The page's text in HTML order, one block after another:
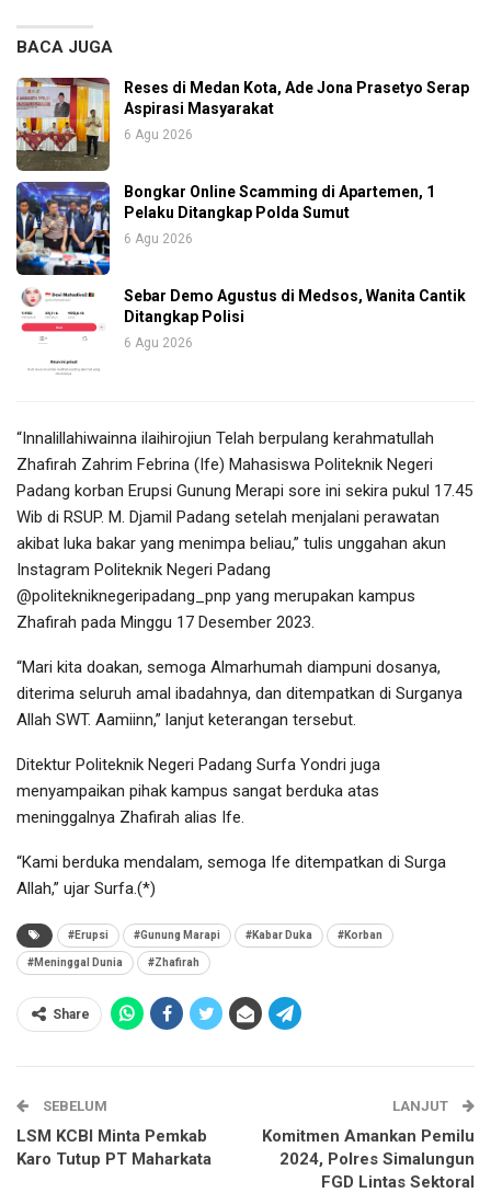
BACA JUGA
Reses di Medan Kota, Ade Jona Prasetyo Serap
Aspirasi Masyarakat
6 Agu 2026
Bongkar Online Scamming di Apartemen, 1
Pelaku Ditangkap Polda Sumut
6 Agu 2026
Sebar Demo Agustus di Medsos, Wanita Cantik
Ditangkap Polisi
6 Agu 2026
“Innalillahiwainna ilaihirojiun Telah berpulang kerahmatullah
Zhafirah Zahrim Febrina (Ife) Mahasiswa Politeknik Negeri
Padang korban Erupsi Gunung Merapi sore ini sekira pukul 17.45
Wib di RSUP. M. Djamil Padang setelah menjalani perawatan
akibat luka bakar yang menimpa beliau,” tulis unggahan akun
Instagram Politeknik Negeri Padang
@politekniknegeripadang_pnp yang merupakan kampus
Zhafirah pada Minggu 17 Desember 2023.
“Mari kita doakan, semoga Almarhumah diampuni dosanya,
diterima seluruh amal ibadahnya, dan ditempatkan di Surganya
Allah SWT. Aamiinn,” lanjut keterangan tersebut.
Ditektur Politeknik Negeri Padang Surfa Yondri juga
menyampaikan pihak kampus sangat berduka atas
meninggalnya Zhafirah alias Ife.
“Kami berduka mendalam, semoga Ife ditempatkan di Surga
Allah,” ujar Surfa.(*)
#Erupsi #Gunung Marapi #Kabar Duka #Korban
#Meninggal Dunia #Zhafirah
Share
SEBELUM
LSM KCBI Minta Pemkab
Karo Tutup PT Maharkata
LANJUT
Komitmen Amankan Pemilu
2024, Polres Simalungun
FGD Lintas Sektoral